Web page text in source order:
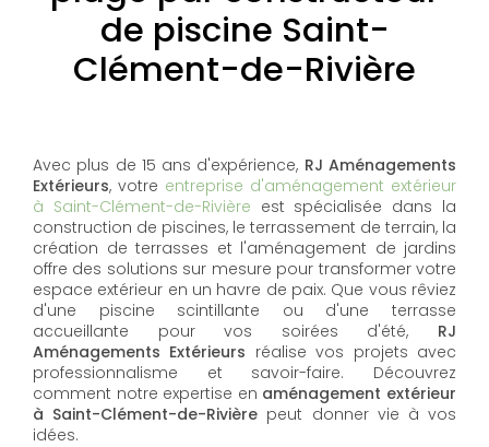
de piscine Saint-
Clément-de-Rivière
Avec plus de 15 ans d'expérience, RJ Aménagements
Extérieurs, votre entreprise d'aménagement extérieur
à Saint-Clément-de-Rivière est spécialisée dans la
construction de piscines, le terrassement de terrain, la
création de terrasses et l'aménagement de jardins
offre des solutions sur mesure pour transformer votre
espace extérieur en un havre de paix. Que vous rêviez
d'une piscine scintillante ou d'une terrasse
accueillante pour vos soirées d'été, RJ
Aménagements Extérieurs réalise vos projets avec
professionnalisme et savoir-faire. Découvrez
comment notre expertise en aménagement extérieur
à Saint-Clément-de-Rivière peut donner vie à vos
idées.